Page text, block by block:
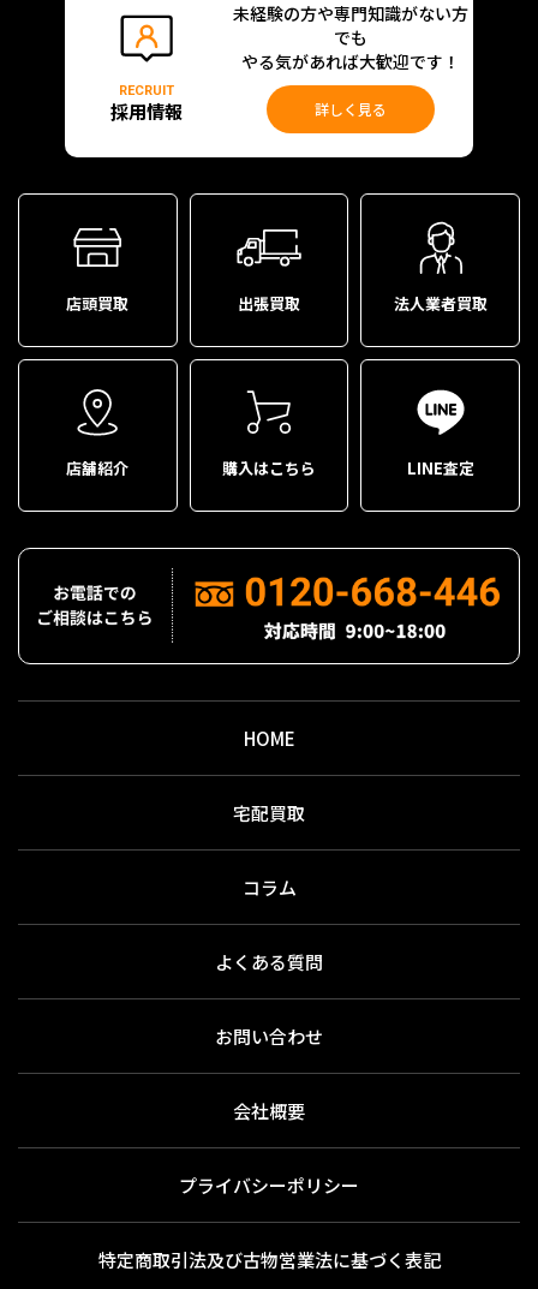
RECRUIT
採用情報
未経験の方や専門知識がない方
でも
やる気があれば大歓迎です！
詳しく見る
店頭買取 出張買取 法人業者買取
店舗紹介 購入はこちら LINE査定
HOME
宅配買取
コラム
よくある質問
お問い合わせ
会社概要
プライバシーポリシー
特定商取引法及び古物営業法に基づく表記